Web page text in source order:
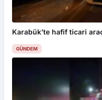
Karabük’te hafif ticari
GÜNDEM